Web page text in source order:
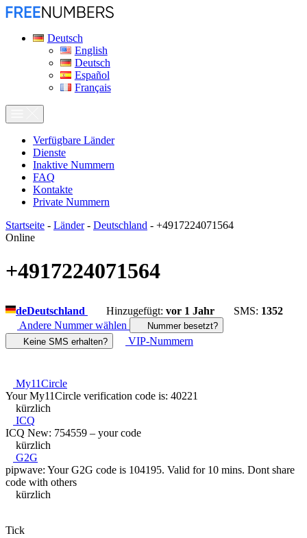
Deutsch
English
Deutsch
Español
Français
Verfügbare Länder
Dienste
Inaktive Nummern
FAQ
Kontakte
Private Nummern
Startseite - Länder- Deutschland - +4917224071564
Online
+4917224071564
deDeutschland Hinzugefügt: vor 1 Jahr SMS: 1352
Andere Nummer wählen
Nummer besetzt?
Keine SMS erhalten?
VIP-Nummern
My11Circle
Your My11Circle verification code is: 40221
kürzlich
ICQ
ICQ New: 754559 – your code
kürzlich
G2G
pipwave: Your G2G code is 104195. Valid for 10 mins. Dont share
code with others
kürzlich
Tick